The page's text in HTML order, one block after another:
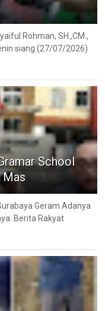
Rohman, SH.,CM.,
siang (27/07/2026)
School
Mas
Geram Adanya
Berita Rakyat